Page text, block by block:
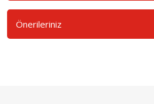
Önerileriniz